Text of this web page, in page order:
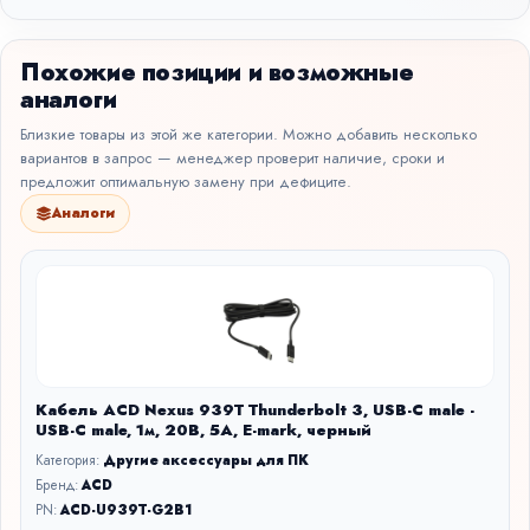
Похожие позиции и возможные
аналоги
Близкие товары из этой же категории. Можно добавить несколько
вариантов в запрос — менеджер проверит наличие, сроки и
предложит оптимальную замену при дефиците.
Аналоги
Кабель ACD Nexus 939T Thunderbolt 3, USB-C male -
USB-C male, 1м, 20В, 5А, E-mark, черный
Категория: Другие аксессуары для ПК
Бренд:ACD
PN:ACD-U939T-G2B1